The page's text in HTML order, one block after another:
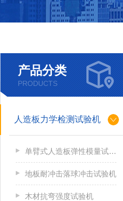
产品分类
PRODUCTS
人造板力学检测试验机
单臂式人造板弹性模量试验机
地板耐冲击落球冲击试验机
木材抗弯强度试验机